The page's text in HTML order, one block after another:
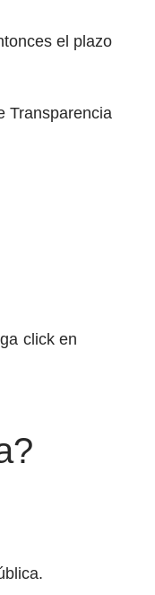
el plazo
Transparencia
click en